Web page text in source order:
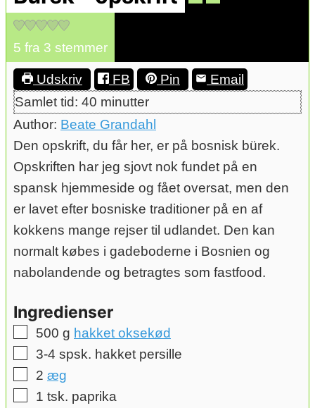
5 fra 3 stemmer
Udskriv FB Pin
Email
Samlet tid: 40 minutter
minutter
Author: Beate Grandahl
Den opskrift, du får her, er på bosnisk bürek.
Opskriften har jeg sjovt nok fundet på en
spansk hjemmeside og fået oversat, men den
er lavet efter bosniske traditioner på en af
kokkens mange rejser til udlandet. Den kan
normalt købes i gadeboderne i Bosnien og
nabolandende og betragtes som fastfood.
Ingredienser
▢
500 g hakket oksekød
▢
3-4 spsk. hakket persille
▢
2 æg
▢
1 tsk. paprika